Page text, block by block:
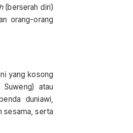
(berserah diri)
orang-orang
yang kosong
atau
duniawi,
sesama, serta